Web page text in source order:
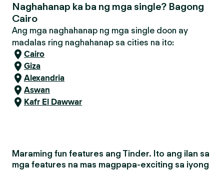
Naghahanap ka ba ng mga single? Bagong
Cairo
Ang mga naghahanap ng mga single doon ay
madalas ring naghahanap sa cities na ito:
Cairo
Giza
Alexandria
Aswan
Kafr El Dawwar
Maraming fun features ang Tinder. Ito ang ilan sa
mga features na mas magpapa-exciting sa iyong